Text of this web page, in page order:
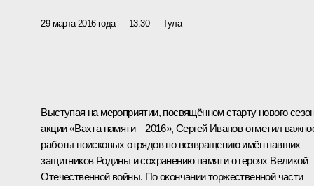
29 марта 2016 года 13:30 Тула
Выступая на мероприятии, посвящённом старту нового
акции «Вахта памяти – 2016», Сергей Ивановотметил
работы поисковых отрядов по возвращению имён павших
защитников Родины и сохранению памяти о героях Великой
Отечественной войны. По окончании торжественной части